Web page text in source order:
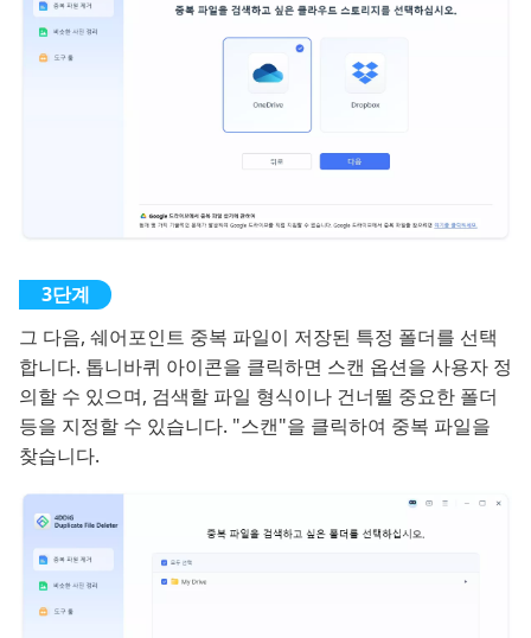
그 다음, 쉐어포인트 중복 파일이 저장된 특정 폴더를 선택
합니다. 톱니바퀴 아이콘을 클릭하면 스캔 옵션을 사용자 정
의할 수 있으며, 검색할 파일 형식이나 건너뛸 중요한 폴더
등을 지정할 수 있습니다. "스캔"을 클릭하여 중복 파일을
찾습니다.